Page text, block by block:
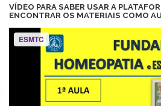
VÍDEO PARA SABER USAR A
ENCONTRAR OS MATERIAIS COMO